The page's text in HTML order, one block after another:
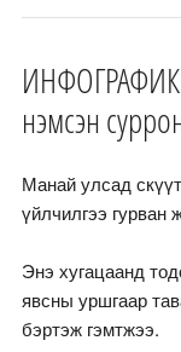
нэмсэн
Манай улсад
үйлчилгээ гурван
Энэ хугацаанд
явсны уршгаар
бэртэж гэмтжээ.